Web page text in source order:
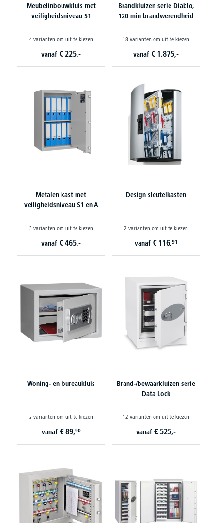
Meubelinbouwkluis met
veiligheidsniveau S1
4 varianten om uit te kiezen
vanaf € 225,-
Brandkluizen serie Diablo,
120 min brandwerendheid
18 varianten om uit te kiezen
vanaf € 1.875,-
Metalen kast met
veiligheidsniveau S1 en A
3 varianten om uit te kiezen
vanaf € 465,-
Design sleutelkasten
2 varianten om uit te kiezen
vanaf € 116,91
Woning- en bureaukluis
2 varianten om uit te kiezen
vanaf € 89,90
Brand-/bewaarkluizen serie
Data Lock
12 varianten om uit te kiezen
vanaf € 525,-